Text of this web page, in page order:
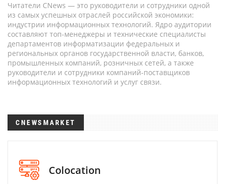
Читатели CNews — это руководители и сотрудники одной
из самых успешных отраслей российской экономики:
индустрии информационных технологий. Ядро аудитории
составляют топ-менеджеры и технические специалисты
департаментов информатизации федеральных и
региональных органов государственной власти, банков,
промышленных компаний, розничных сетей, а также
руководители и сотрудники компаний-поставщиков
информационных технологий и услуг связи.
CNEWSMARKET
Colocation